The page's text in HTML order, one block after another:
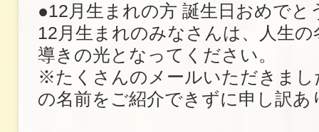
●12月生まれの方 誕生日おめ
12月生まれのみなさんは、人生
導きの光となってください。
※たくさんのメールいただきまし
の名前をご紹介できずに申し訳あ